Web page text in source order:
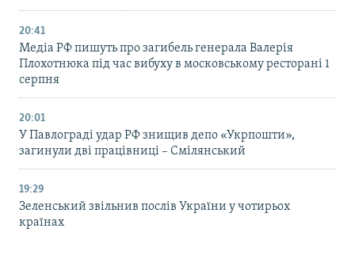
20:41
Медіа РФ пишуть про загибель генерала Валерія
Плохотнюка під час вибуху в московському ресторані 1
серпня
20:01
У Павлограді удар РФ знищив депо «Укрпошти»,
загинули дві працівниці – Смілянський
19:29
Зеленський звільнив послів України у чотирьох
країнах